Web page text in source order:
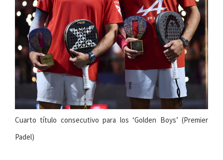
Cuarto título consecutivo para los ‘Golden Boys’ (Premier
Padel)